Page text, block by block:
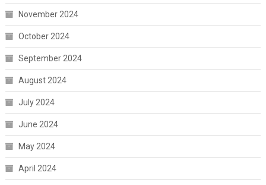
November 2024
October 2024
September 2024
August 2024
July 2024
June 2024
May 2024
April 2024